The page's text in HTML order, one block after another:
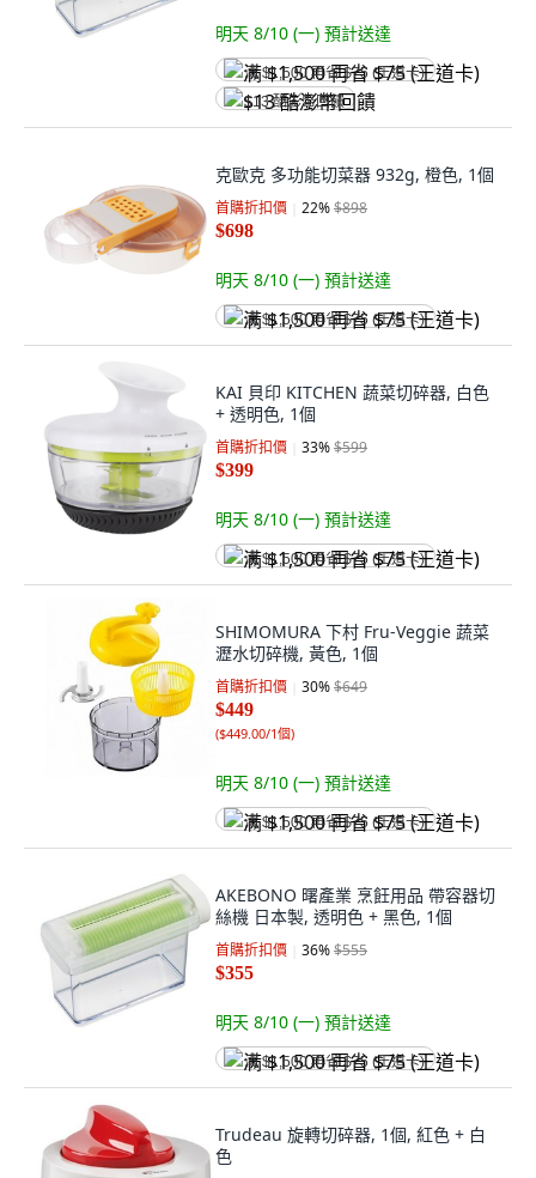
明天 8/10 (一) 預計送達
满 $1,500 再省 $75 (王道卡)
$13 酷澎幣回饋
克歐克 多功能切菜器 932g, 橙色, 1個
首購折扣價 22%$898
$698
明天 8/10 (一) 預計送達
满 $1,500 再省 $75 (王道卡)
KAI 貝印 KITCHEN 蔬菜切碎器, 白色
+ 透明色, 1個
首購折扣價 33%$599
$399
明天 8/10 (一) 預計送達
满 $1,500 再省 $75 (王道卡)
SHIMOMURA 下村 Fru-Veggie 蔬菜
瀝水切碎機, 黃色, 1個
首購折扣價 30%$649
$449
($449.00/1個)
明天 8/10 (一) 預計送達
满 $1,500 再省 $75 (王道卡)
AKEBONO 曙產業 烹飪用品 帶容器切
絲機 日本製, 透明色 + 黑色, 1個
首購折扣價 36%$555
$355
明天 8/10 (一) 預計送達
满 $1,500 再省 $75 (王道卡)
Trudeau 旋轉切碎器, 1個, 紅色 + 白
色